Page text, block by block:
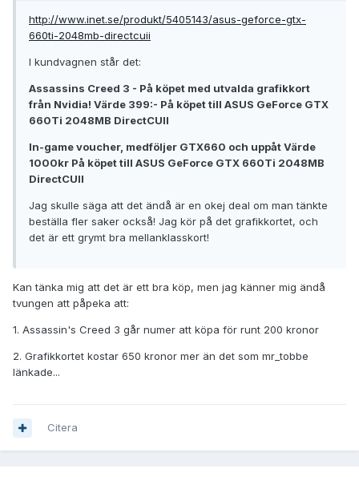
http://www.inet.se/produkt/5405143/asus-geforce-gtx-
660ti-2048mb-directcuii
I kundvagnen står det:
Assassins Creed 3 - På köpet med utvalda grafikkort
från Nvidia! Värde 399:- På köpet till ASUS GeForce GTX
660Ti 2048MB DirectCUII
In-game voucher, medföljer GTX660 och uppåt Värde
1000kr På köpet till ASUS GeForce GTX 660Ti 2048MB
DirectCUII
Jag skulle säga att det ändå är en okej deal om man tänkte
beställa fler saker också! Jag kör på det grafikkortet, och
det är ett grymt bra mellanklasskort!
Kan tänka mig att det är ett bra köp, men jag känner mig ändå
tvungen att påpeka att:
1. Assassin's Creed 3 går numer att köpa för runt 200 kronor
2. Grafikkortet kostar 650 kronor mer än det som mr_tobbe
länkade...
Citera